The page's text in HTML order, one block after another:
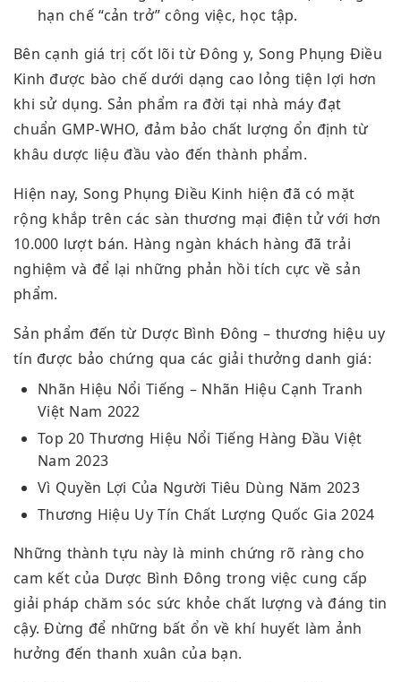
hạn chế “cản trở” công việc, học tập.
Bên cạnh giá trị cốt lõi từ Đông y, Song Phụng Điều
Kinh được bào chế dưới dạng cao lỏng tiện lợi hơn
khi sử dụng. Sản phẩm ra đời tại nhà máy đạt
chuẩn GMP-WHO, đảm bảo chất lượng ổn định từ
khâu dược liệu đầu vào đến thành phẩm.
Hiện nay, Song Phụng Điều Kinh hiện đã có mặt
rộng khắp trên các sàn thương mại điện tử với hơn
10.000 lượt bán. Hàng ngàn khách hàng đã trải
nghiệm và để lại những phản hồi tích cực về sản
phẩm.
Sản phẩm đến từ Dược Bình Đông – thương hiệu uy
tín được bảo chứng qua các giải thưởng danh giá:
Nhãn Hiệu Nổi Tiếng – Nhãn Hiệu Cạnh Tranh
Việt Nam 2022
Top 20 Thương Hiệu Nổi Tiếng Hàng Đầu Việt
Nam 2023
Vì Quyền Lợi Của Người Tiêu Dùng Năm 2023
Thương Hiệu Uy Tín Chất Lượng Quốc Gia 2024
Những thành tựu này là minh chứng rõ ràng cho
cam kết của Dược Bình Đông trong việc cung cấp
giải pháp chăm sóc sức khỏe chất lượng và đáng tin
cậy. Đừng để những bất ổn về khí huyết làm ảnh
hưởng đến thanh xuân của bạn.